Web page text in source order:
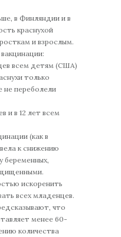
в Финляндии и в
краснухой
и взрослым.
всем детям (США)
только
не переболели
и в 12 лет всем
(как в
к снижению
беременных,
искоренить
всех младенцев.
что
менее 60-
количества